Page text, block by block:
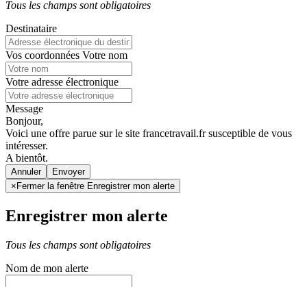
Tous les champs sont obligatoires
Destinataire
Vos coordonnées Votre nom
Votre adresse électronique
Message
Bonjour,
Voici une offre parue sur le site francetravail.fr susceptible de vous
intéresser.
A bientôt.
Annuler
× Fermer la fenêtre Enregistrer mon alerte
Enregistrer mon alerte
Tous les champs sont obligatoires
Nom de mon alerte